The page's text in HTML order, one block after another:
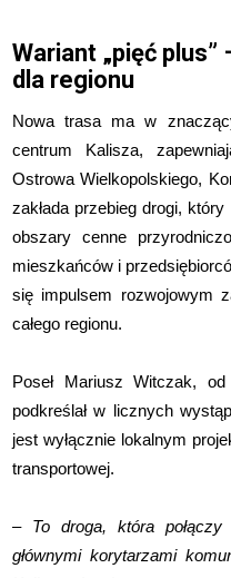
Wariant „pięć
dla regionu
Nowa trasa ma w
centrum Kalisza,
Ostrowa Wielkopolskiego,
zakłada przebieg drogi,
obszary cenne
mieszkańców i
się impulsem rozwojowym
całego regionu.
Poseł Mariusz Witczak,
podkreślał w licznych
jest wyłącznie lokalnym
transportowej.
– To droga, która
głównymi korytarzami